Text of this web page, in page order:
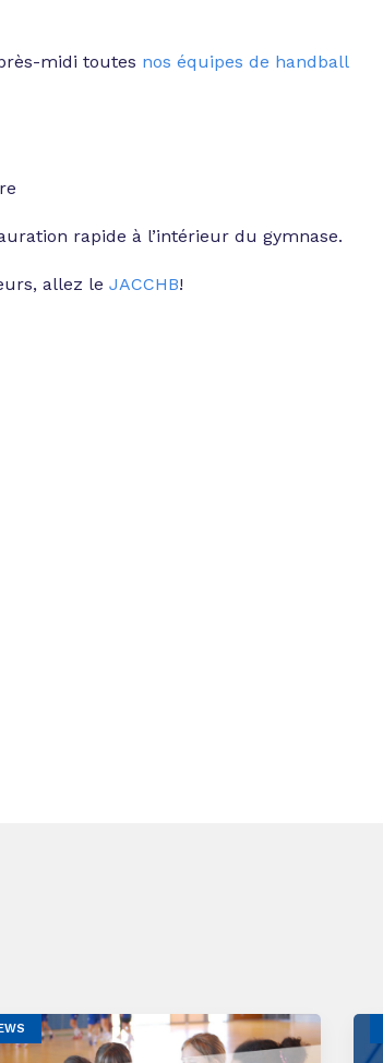
midi toutes nos équipes de handball
rapide à l’intérieur du gymnase.
allez le JACCHB!